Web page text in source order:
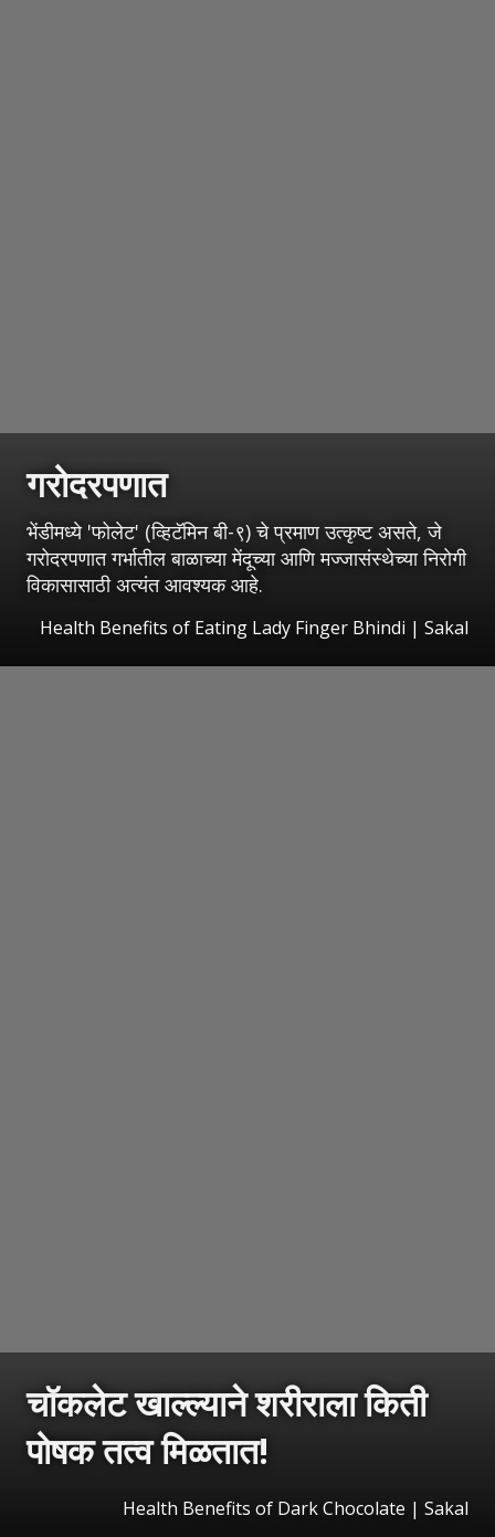
गरोदरपणात
भेंडीमध्ये 'फोलेट' (व्हिटॅमिन बी-९) चे प्रमाण उत्कृष्ट असते, जे
गरोदरपणात गर्भातील बाळाच्या मेंदूच्या आणि मज्जासंस्थेच्या निरोगी
विकासासाठी अत्यंत आवश्यक आहे.
Health Benefits of Eating Lady Finger Bhindi | Sakal
चॉकलेट खाल्ल्याने शरीराला किती
पोषक तत्व मिळतात!
Health Benefits of Dark Chocolate | Sakal